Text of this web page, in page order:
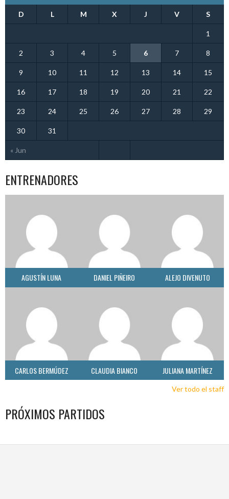
D L M X J V S
« Jun
1
2 3 4 5 6 7 8
9 10 11 12 13 14 15
16 17 18 19 20 21 22
23 24 25 26 27 28 29
30 31
ENTRENADORES
AGUSTÍN LUNA DANIEL PIÑEIRO ALEJO DIVENUTO
CARLOS BERMÚDEZ CLAUDIA BIANCO JULIANA MARTÍNEZ
Ver todo el staff
PRÓXIMOS PARTIDOS